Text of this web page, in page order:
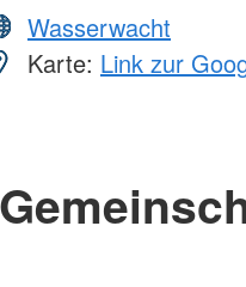
Wasserwacht
Karte: Link zur